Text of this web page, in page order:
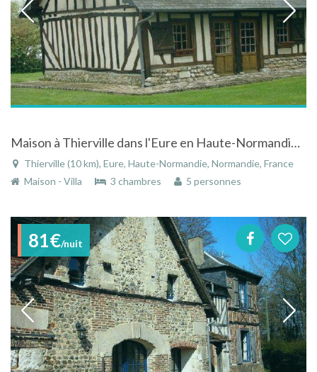
Maison à Thierville dans l'Eure en Haute-Normandie dans petit village typiquement normand
Thierville (10 km), Eure, Haute-Normandie, Normandie, France
Maison - Villa
3 chambres 5 personnes
81€/nuit